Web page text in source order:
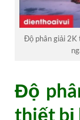
Độ phân giải 2K
Độ
thiết bị